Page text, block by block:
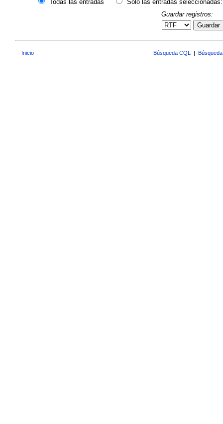
Todas las entradas
Sólo las entradas seleccionadas:
Guardar registros:
Guardar
Inicio Búsqueda CQL